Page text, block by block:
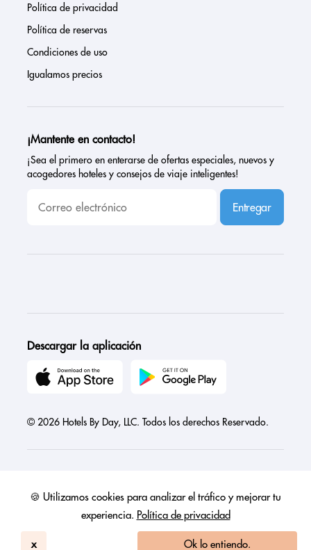
🍪 Utilizamos cookies para analizar el tráfico y mejorar tu
experiencia. Política de privacidad
x Ok lo entiendo.
Política de privacidad
Política de reservas
Condiciones de uso
Igualamos precios
¡Mantente en contacto!
¡Sea el primero en enterarse de ofertas especiales, nuevos y
acogedores hoteles y consejos de viaje inteligentes!
Entregar
Descargar la aplicación
© 2026 Hotels By Day, LLC. Todos los derechos Reservado.
Austria Canada France Germany India Ireland
Israel
Mexico Netherlands Philippines
United Arab Emirates
United Kingdom United States